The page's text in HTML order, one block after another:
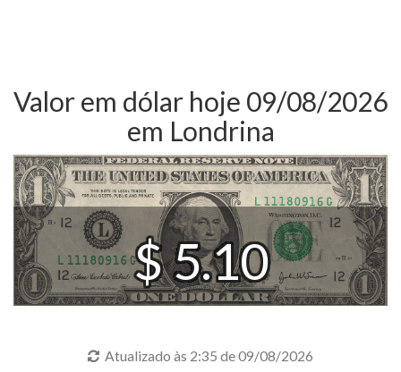
Valor em dólar hoje 09/08/2026
em Londrina
$ 5.10
Atualizado às 2:35 de 09/08/2026